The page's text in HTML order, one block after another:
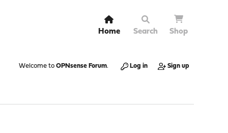
Home Search Shop
Welcome to OPNsense Forum. Log in Sign up